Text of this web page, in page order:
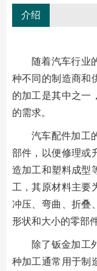
介绍
随着汽车行业
种不同的制造商和
的加工是其中之一
的需求。
汽车配件加工
部件，以便修理或
造加工和塑料成型
工，其原材料主要
冲压、弯曲、折叠
形状和大小的零部
除了钣金加工
种加工通常用于制